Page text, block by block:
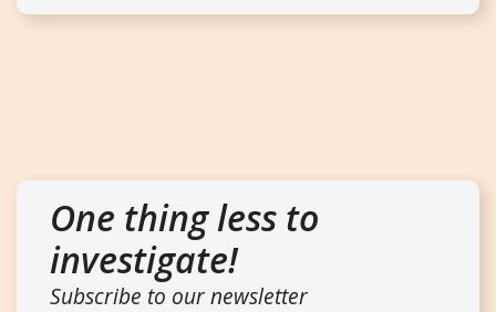
One thing less to
investigate!
Subscribe to our newsletter